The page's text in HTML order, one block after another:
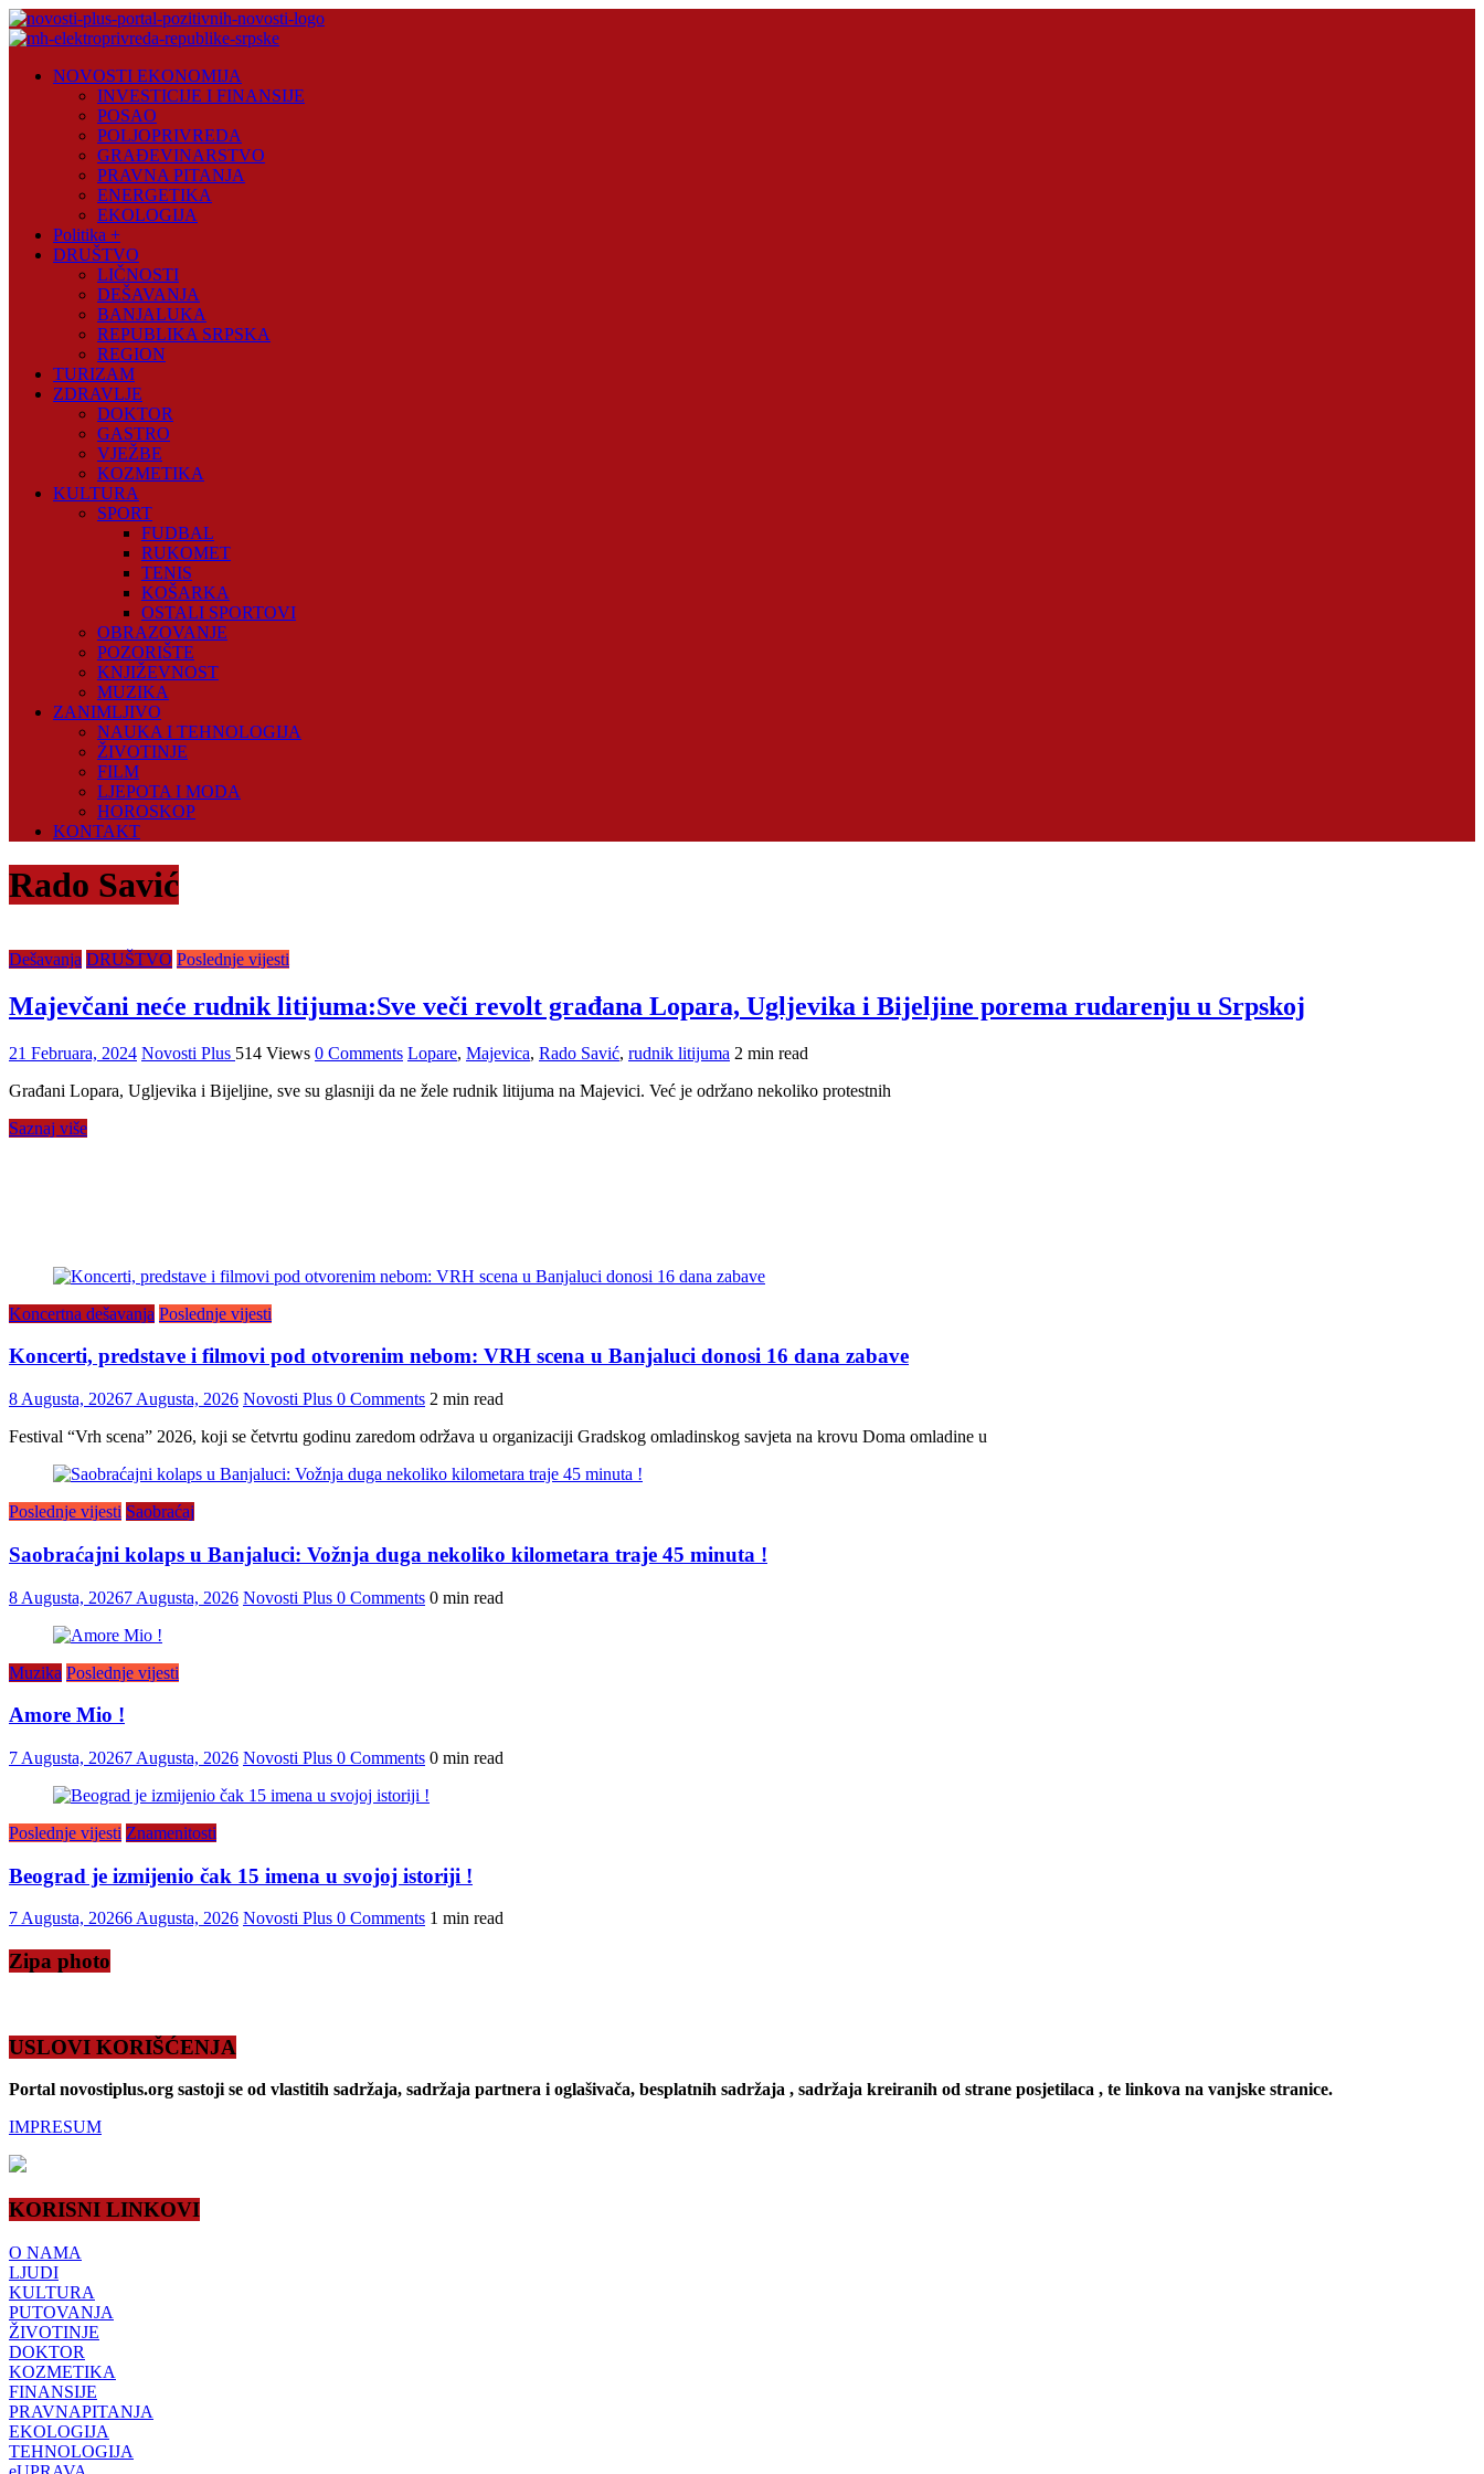
Skip
to
Plus
NOVOSTI EKONOMIJA
INVESTICIJE I FINANSIJE
POSAO
POLJOPRIVREDA
GRAĐEVINARSTVO
PRAVNA PITANJA
ENERGETIKA
EKOLOGIJA
Politika +
DRUŠTVO
LIČNOSTI
DEŠAVANJA
BANJALUKA
REPUBLIKA SRPSKA
REGION
TURIZAM
ZDRAVLJE
DOKTOR
GASTRO
VJEŽBE
KOZMETIKA
KULTURA
SPORT
FUDBAL
RUKOMET
TENIS
KOŠARKA
OSTALI SPORTOVI
OBRAZOVANJE
POZORIŠTE
KNJIŽEVNOST
MUZIKA
ZANIMLJIVO
NAUKA I TEHNOLOGIJA
ŽIVOTINJE
FILM
LJEPOTA I MODA
HOROSKOP
KONTAKT
Rado Savić
Dešavanja DRUŠTVO Poslednje vijesti
Majevčani neće rudnik litijuma:Sve veči revolt građana Lopara, Ugljevika i Bijeljine porema rudarenju u Srpskoj
21 Februara, 2024 Novosti Plus 514 Views 0 Comments Lopare, Majevica, Rado Savić, rudnik litijuma 2 min read
Građani Lopara, Ugljevika i Bijeljine, sve su glasniji da ne žele rudnik litijuma na Majevici. Već je održano nekoliko protestnih
Saznaj više
Koncertna dešavanja Poslednje vijesti
Koncerti, predstave i filmovi pod otvorenim nebom: VRH scena u Banjaluci donosi 16 dana zabave
8 Augusta, 20267 Augusta, 2026 Novosti Plus 0 Comments 2 min read
Festival “Vrh scena” 2026, koji se četvrtu godinu zaredom održava u organizaciji Gradskog omladinskog savjeta na krovu Doma omladine u
Poslednje vijesti Saobraćaj
Saobraćajni kolaps u Banjaluci: Vožnja duga nekoliko kilometara traje 45 minuta !
8 Augusta, 20267 Augusta, 2026 Novosti Plus 0 Comments 0 min read
Muzika Poslednje vijesti
Amore Mio !
7 Augusta, 20267 Augusta, 2026 Novosti Plus 0 Comments 0 min read
Poslednje vijesti Znamenitosti
Beograd je izmijenio čak 15 imena u svojoj istoriji !
7 Augusta, 20266 Augusta, 2026 Novosti Plus 0 Comments 1 min read
Zipa photo
USLOVI KORIŠĆENJA
Portal novostiplus.org sastoji se od vlastitih sadržaja, sadržaja partnera i oglašivača, besplatnih sadržaja , sadržaja kreiranih od strane posjetilaca , te linkova na vanjske stranice.
IMPRESUM
KORISNI LINKOVI
O NAMA
LJUDI
KULTURA
PUTOVANJA
ŽIVOTINJE
DOKTOR
KOZMETIKA
FINANSIJE
PRAVNAPITANJA
EKOLOGIJA
TEHNOLOGIJA